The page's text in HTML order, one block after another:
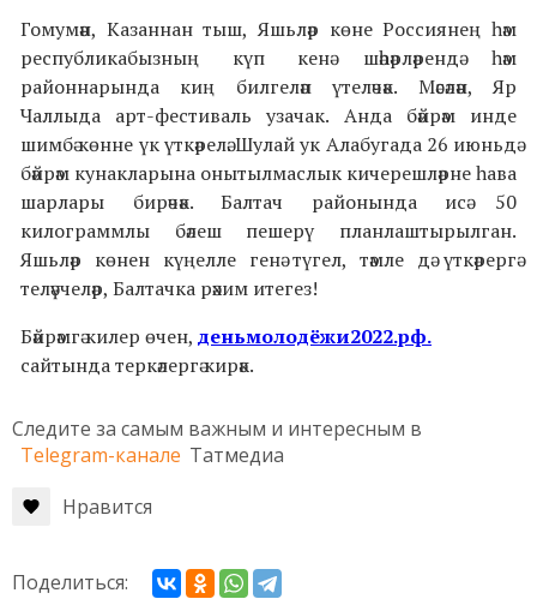
Гомумән, Казаннан тыш, Яшьләр көне Россиянең һәм
республикабызның күп кенә шәһәрләрендә һәм
районнарында киң билгеләп үтеләчәк. Мәсәлән, Яр
Чаллыда арт-фестиваль узачак. Анда бәйрәм инде
шимбә көнне үк үткәрелә. Шулай ук Алабугада 26 июньдә
бәйрәм кунакларына онытылмаслык кичерешләрне һава
шарлары бирәчәк. Балтач районында исә 50
килограммлы бәлеш пешерү планлаштырылган.
Яшьләр көнен күңелле генә түгел, тәмле дә үткәрергә
теләүчеләр, Балтачка рәхим итегез!
Бәйрәмгә килер өчен, деньмолодёжи2022.рф.
сайтында теркәлергә кирәк.
Следите за самым важным и интересным в
Telegram-канале Татмедиа
Нравится
Поделиться: